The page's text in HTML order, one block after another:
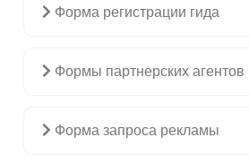
Форма регистрации гида
Формы партнерских агентов
Форма запроса рекламы